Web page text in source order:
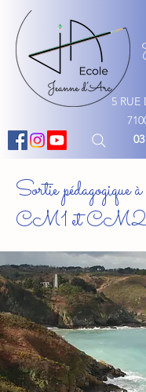
5 RUE
Sortie pédagogique
CM1 et